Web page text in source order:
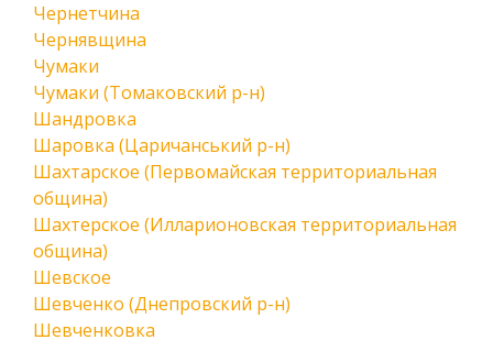
Чернетчина
Чернявщина
Чумаки
Чумаки (Томаковский р-н)
Шандровка
Шаровка (Царичанський р-н)
Шахтарское (Первомайская территориальная
община)
Шахтерское (Илларионовская территориальная
община)
Шевское
Шевченко (Днепровский р-н)
Шевченковка